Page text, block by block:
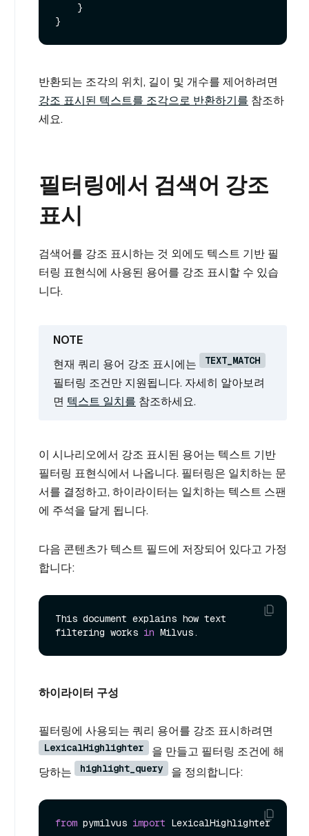
}
}
반환되는 조각의 위치, 길이 및 개수를 제어하려면
강조 표시된 텍스트를 조각으로 반환하기를 참조하
세요.
필터링에서 검색어 강조
표시
검색어를 강조 표시하는 것 외에도 텍스트 기반 필
터링 표현식에 사용된 용어를 강조 표시할 수 있습
니다.
현재 쿼리 용어 강조 표시에는 TEXT_MATCH
필터링 조건만 지원됩니다. 자세히 알아보려
면 텍스트 일치를 참조하세요.
이 시나리오에서 강조 표시된 용어는 텍스트 기반
필터링 표현식에서 나옵니다. 필터링은 일치하는 문
서를 결정하고, 하이라이터는 일치하는 텍스트 스팬
에 주석을 달게 됩니다.
다음 콘텐츠가 텍스트 필드에 저장되어 있다고 가정
합니다:
This document explains how text
filtering works in
하이라이터 구성
필터링에 사용되는 쿼리 용어를 강조 표시하려면
LexicalHighlighter
을 만들고 필터링 조건에 해
당하는
highlight_query 을 정의합니다:
from pymilvus import LexicalHighlighter